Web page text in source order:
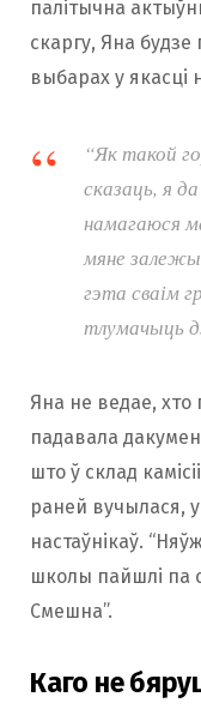
палітычна
скаргу, Яна
выбарах у якасці
“Як такой
сказаць, я
намагаюся
мяне
гэта сваім
тлумачыць
Яна не ведае, хто
падавала
што ў склад
раней вучылася,
настаўнікаў.
школы пайшлі па
Смешна”.
Каго не